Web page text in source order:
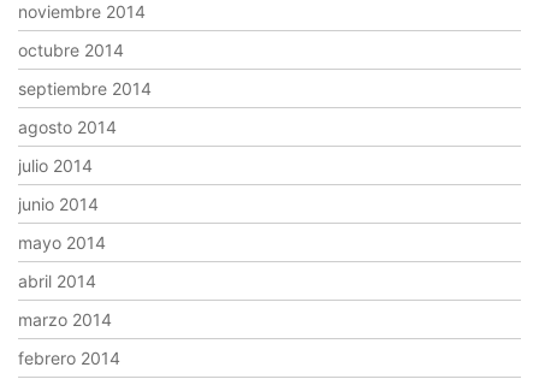
noviembre 2014
octubre 2014
septiembre 2014
agosto 2014
julio 2014
junio 2014
mayo 2014
abril 2014
marzo 2014
febrero 2014